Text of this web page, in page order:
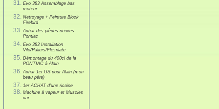
Evo 383 Assemblage bas
moteur
Nettoyage + Peinture Block
Firebird
Achat des pièces neuves
Pontiac
Evo 383 Installation
Vilo/Paliers/Flesplate
Démontage du 400ci de la
PONTIAC à Alain
Achat 1er US pour Alain (mon
beau père)
1er ACHAT d'une ricaine
Machine à vapeur et Muscles
car